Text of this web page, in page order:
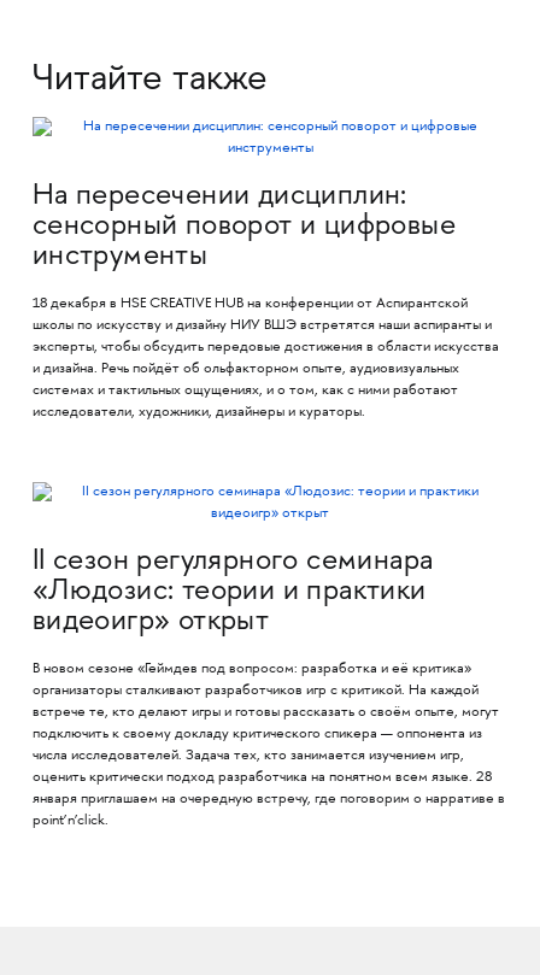
Читайте также
На пересечении дисциплин:
сенсорный поворот и цифровые
инструменты
18 декабря в HSE CREATIVE HUB на конференции от Аспирантской
школы по искусству и дизайну НИУ ВШЭ встретятся наши аспиранты и
эксперты, чтобы обсудить передовые достижения в области искусства
и дизайна. Речь пойдёт об ольфакторном опыте, аудиовизуальных
системах и тактильных ощущениях, и о том, как с ними работают
исследователи, художники, дизайнеры и кураторы.
II сезон регулярного семинара
«Людозис: теории и практики
видеоигр» открыт
В новом сезоне «Геймдев под вопросом: разработка и её критика»
организаторы сталкивают разработчиков игр с критикой. На каждой
встрече те, кто делают игры и готовы рассказать о своём опыте, могут
подключить к своему докладу критического спикера — оппонента из
числа исследователей. Задача тех, кто занимается изучением игр,
оценить критически подход разработчика на понятном всем языке. 28
января приглашаем на очередную встречу, где поговорим о нарративе в
point’n’click.